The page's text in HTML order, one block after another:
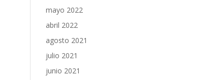
mayo 2022
abril 2022
agosto 2021
julio 2021
junio 2021